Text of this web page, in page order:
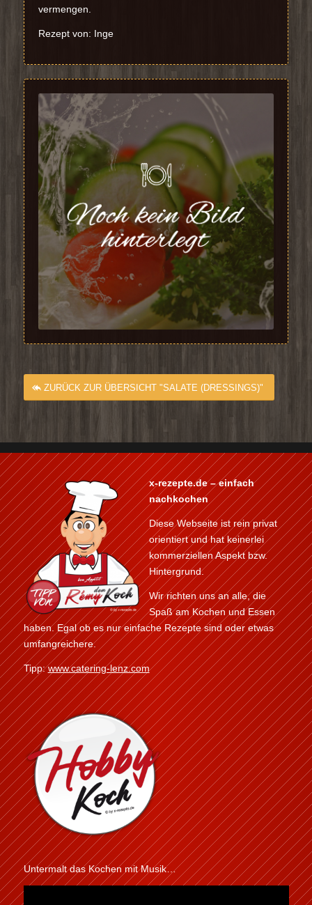
vermengen.
Rezept von: Inge
ZURÜCK ZUR ÜBERSICHT "SALATE (DRESSINGS)"
x-rezepte.de – einfach
nachkochen
Diese Webseite ist rein privat
orientiert und hat keinerlei
kommerziellen Aspekt bzw.
Hintergrund.
Wir richten uns an alle, die
Spaß am Kochen und Essen
haben. Egal ob es nur einfache Rezepte sind oder etwas
umfangreichere.
Tipp:www.catering-lenz.com
Untermalt das Kochen mit Musik…